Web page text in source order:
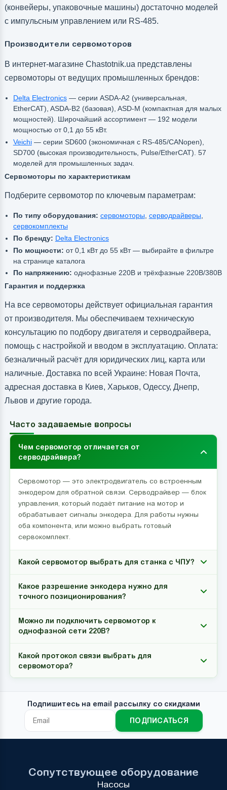
(конвейеры, упаковочные машины) достаточно моделей
с импульсным управлением или RS-485.
Производители сервомоторов
В интернет-магазине Chastotnik.ua представлены
сервомоторы от ведущих промышленных брендов:
Delta Electronics— серии ASDA-A2 (универсальная,
EtherCAT), ASDA-B2 (базовая), ASD-M (компактная для малых
мощностей). Широчайший ассортимент — 192 модели
мощностью от 0,1 до 55 кВт.
Veichi— серии SD600 (экономичная с RS-485/CANopen),
SD700 (высокая производительность, Pulse/EtherCAT). 57
моделей для промышленных задач.
Сервомоторы по характеристикам
Подберите сервомотор по ключевым параметрам:
По типу оборудования: сервомоторы серводрайверы
сервокомплекты
По бренду: Delta Electronics
По мощности: от 0,1 кВт до 55 кВт — выбирайте в фильтре
на странице каталога
По напряжению: однофазные 220В и трёхфазные 220В/380В
Гарантия и поддержка
На все сервомоторы действует официальная гарантия
от производителя. Мы обеспечиваем техническую
консультацию по подбору двигателя и серводрайвера,
помощь с настройкой и вводом в эксплуатацию. Оплата:
безналичный расчёт для юридических лиц, карта или
наличные. Доставка по всей Украине: Новая Почта,
адресная доставка в Киев, Харьков, Одессу, Днепр,
Львов и другие города.
Часто задаваемые вопросы
Чем сервомотор отличается от
серводрайвера?
Сервомотор — это электродвигатель со встроенным
энкодером для обратной связи. Серводрайвер — блок
управления, который подаёт питание на мотор и
обрабатывает сигналы энкодера. Для работы нужны
оба компонента, или можно выбрать готовый
сервокомплект.
Какой сервомотор выбрать для станка с ЧПУ?
Какое разрешение энкодера нужно для
точного позиционирования?
Можно ли подключить сервомотор к
однофазной сети 220В?
Какой протокол связи выбрать для
сервомотора?
Подпишитесь на email рассылку со скидками
ПОДПИСАТЬСЯ
Сопутствующее оборудование
Насосы